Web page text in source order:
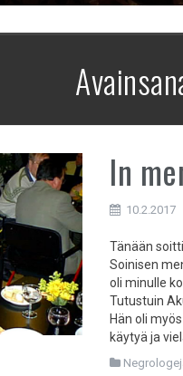
In
10.2.2017
Tänään
Soinisen
oli minulle
Tutustuin
Hän oli
käytyä ja